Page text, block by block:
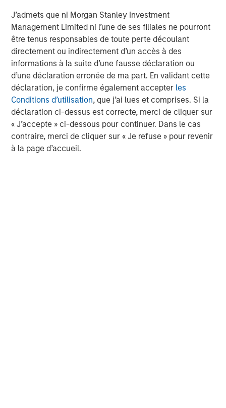
J’admets que ni Morgan Stanley Investment
Management Limited ni l’une de ses filiales ne pourront
être tenus responsables de toute perte découlant
directement ou indirectement d’un accès à des
informations à la suite d’une fausse déclaration ou
d’une déclaration erronée de ma part. En validant cette
déclaration, je confirme également accepter les
Conditions d’utilisation, que j’ai lues et comprises. Si la
déclaration ci-dessus est correcte, merci de cliquer sur
« J’accepte » ci-dessous pour continuer. Dans le cas
contraire, merci de cliquer sur « Je refuse » pour revenir
à la page d’accueil.
risk, which is the possibility that the market values of securities
owned by the portfolio will decline and that the value of
portfolio shares may therefore be less than what you paid for
them. Market values can change daily due to economic and
other events (e.g. natural disasters, health crises, terrorism,
conflicts, and social unrest) that affect markets, countries,
companies, or governments. It is difficult to predict the timing,
duration, and potential adverse effects (e.g. portfolio liquidity) of
events. Accordingly, you can lose money investing in this
portfolio. Please be aware that this portfolio may be subject to
certain additional risks. In general,equities securities’values
also fluctuate in response to activities specific to a company.
Investments inforeign marketsentail special risks such as
currency, political, economic, market and liquidity risks. The risks
of investing inemerging market countriesare greater than the
risks generally associated with investments in foreign developed
countries.